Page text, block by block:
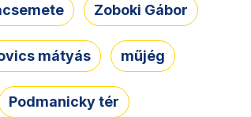
Zoboki Gábor
mátyás műjég
Podmanicky tér